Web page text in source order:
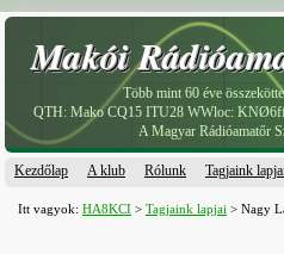
Makói
Makói
Több mint 60 éve
QTH: Mako CQ15 ITU28 WWloc:
A Magyar Rádióamatőr
Kezdőlap A klub Rólunk Tagjaink
Itt vagyok: HA8KCI > Tagjaink lapjai > Nagy